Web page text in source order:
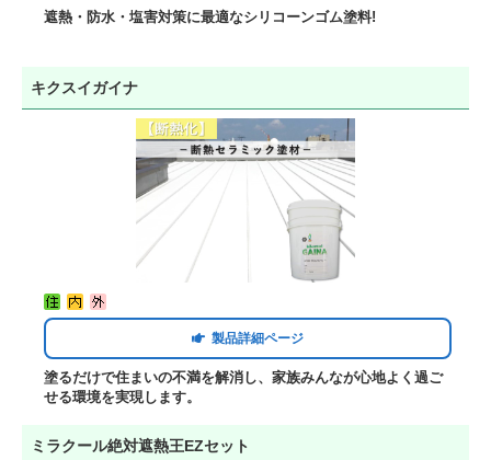
遮熱・防水・塩害対策に最適なシリコーンゴム塗料!
キクスイガイナ
製品詳細ページ
塗るだけで住まいの不満を解消し、家族みんなが心地よく過ご
せる環境を実現します。
ミラクール絶対遮熱王EZセット